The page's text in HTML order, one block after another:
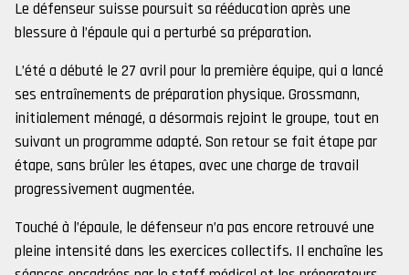
Le défenseur suisse poursuit sa rééducation après une
blessure à l’épaule qui a perturbé sa préparation.
L’été a débuté le 27 avril pour la première équipe, qui a lancé
ses entraînements de préparation physique. Grossmann,
initialement ménagé, a désormais rejoint le groupe, tout en
suivant un programme adapté. Son retour se fait étape par
étape, sans brûler les étapes, avec une charge de travail
progressivement augmentée.
Touché à l’épaule, le défenseur n’a pas encore retrouvé une
pleine intensité dans les exercices collectifs. Il enchaîne les